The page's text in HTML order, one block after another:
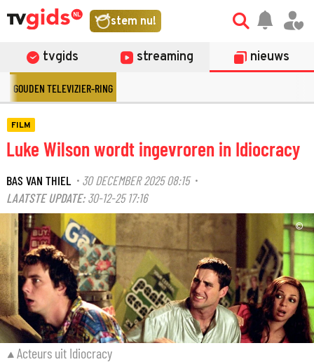
stem nu!
tvgids streaming nieuws
GOUDEN TELEVIZIER-RING
FILM
Luke Wilson wordt ingevroren in Idiocracy
BAS VAN THIEL· 30 DECEMBER 2025 08:15·
LAATSTE UPDATE: 30-12-25 17:16
©
Acteurs uit Idiocracy